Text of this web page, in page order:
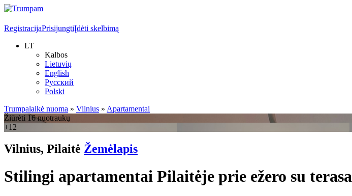
RegistracijaPrisijungtiĮdėti skelbimą
LT
Kalbos
Lietuvių
English
Русский
Polski
Trumpalaikė nuoma » Vilnius » Apartamentai
Žiūrėti 16 nuotraukų
+12
Vilnius, Pilaitė Žemėlapis
Stilingi apartamentai Pilaitėje prie ežero su terasa